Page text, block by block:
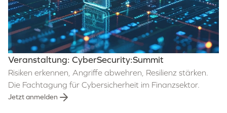
Veranstaltung: CyberSecurity:Summit
Risiken erkennen, Angriffe abwehren, Resilienz stärken.
Die Fachtagung für Cybersicherheit im Finanzsektor.
Jetzt anmelden